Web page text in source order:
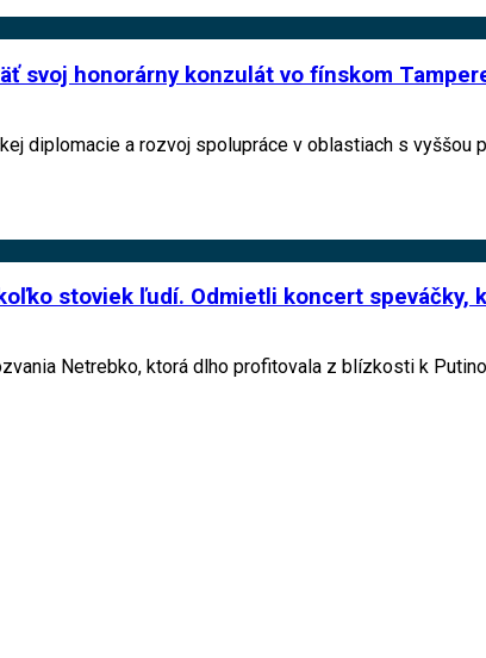
svoj honorárny konzulát vo fínskom
diplomacie a rozvoj spolupráce v oblastiach s vyššou
stoviek ľudí. Odmietli koncert speváčky,
Netrebko, ktorá dlho profitovala z blízkosti k